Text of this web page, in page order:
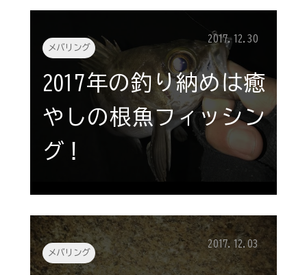
メバリング
2017.12.30
2017年の釣り納めは癒
やしの根魚フィッシン
グ！
メバリング
2017.12.03